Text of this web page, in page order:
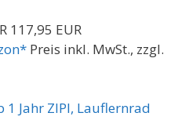
117,95 EUR
Preis inkl. MwSt., zzgl.